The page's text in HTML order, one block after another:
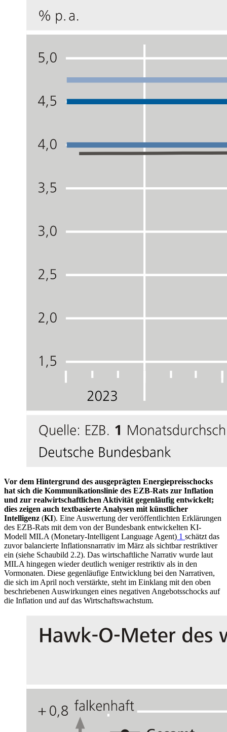
Vor dem Hintergrund des ausgeprägten Energiepreisschocks
hat sich die Kommunikationslinie des EZB-Rats zur Inflation
und zur realwirtschaftlichen Aktivität gegenläufig entwickelt;
dies zeigen auch textbasierte Analysen mit künstlicher
Intelligenz (KI). Eine Auswertung der veröffentlichten Erklärungen
des EZB-Rats mit dem von der Bundesbank entwickelten KI-
Modell MILA (Monetary-Intelligent Language Agent) 1 schätzt das
zuvor balancierte Inflationsnarrativ im März als sichtbar restriktiver
ein (siehe Schaubild 2.2). Das wirtschaftliche Narrativ wurde laut
MILA hingegen wieder deutlich weniger restriktiv als in den
Vormonaten. Diese gegenläufige Entwicklung bei den Narrativen,
die sich im April noch verstärkte, steht im Einklang mit den oben
beschriebenen Auswirkungen eines negativen Angebotsschocks auf
die Inflation und auf das Wirtschaftswachstum.